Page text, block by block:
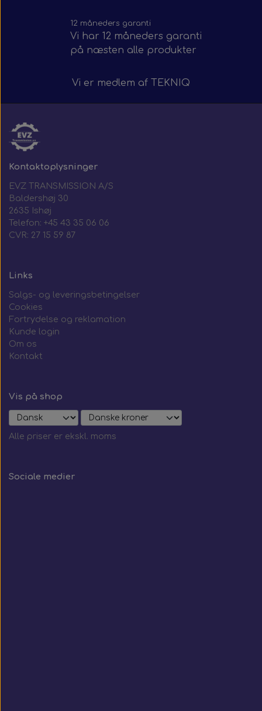
12 måneders garanti
Vi har 12 måneders garanti
på næsten alle produkter
Vi er medlem af TEKNIQ
Kontaktoplysninger
EVZ TRANSMISSION A/S
Baldershøj 30
2635 Ishøj
Telefon: +45 43 35 06 06
CVR: 27 15 59 87
Links
Salgs- og leveringsbetingelser
Cookies
Fortrydelse og reklamation
Kunde login
Om os
Kontakt
Vis på shop
Alle priser er ekskl. moms
Sociale medier